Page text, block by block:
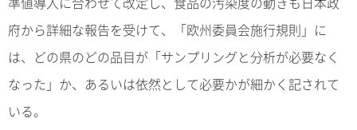
府から詳細な報告を受けて、「欧州委員会施行規則」に
は、どの県のどの品目が「サンプリングと分析が必要なく
なった」か、あるいは依然として必要かが細かく記されて
いる。